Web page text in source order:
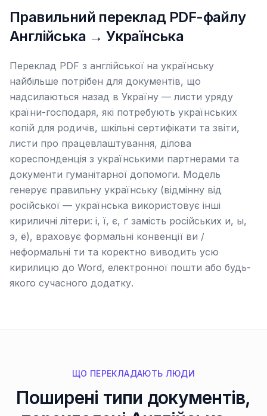
Правильний переклад PDF-файлу
Англійська → Українська
Переклад PDF з англійської на українську
найбільше потрібен для документів, що
надсилаються назад в Україну — листи уряду
країни-господаря, які потребують українських
копій для родичів, шкільні сертифікати та звіти,
листи про працевлаштування, ділова
кореспонденція з українськими партнерами та
документи гуманітарної допомоги. Модель
генерує правильну українську (відмінну від
російської — українська використовує інші
кириличні літери: і, ї, є, ґ замість російських и, ы,
э, ё), враховує формальні конвенції ви /
неформальні ти та коректно виводить усю
кирилицю до Word, електронної пошти або будь-
якого сучасного додатку.
ЩО ПЕРЕКЛАДАЮТЬ ЛЮДИ
Поширені типи документів,